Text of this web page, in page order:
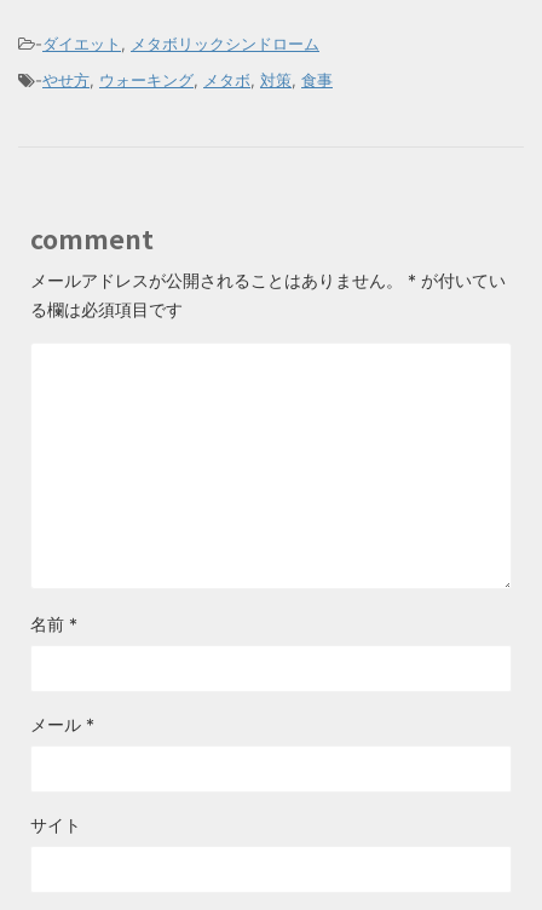
-ダイエット , メタボリックシンドローム
-やせ方, ウォーキング, メタボ, 対策, 食事
comment
メールアドレスが公開されることはありません。 * が付いてい
る欄は必須項目です
名前 *
メール *
サイト